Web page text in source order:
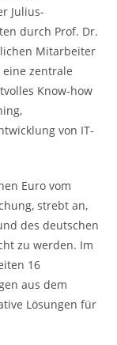
Julius-
durch Prof. Dr.
Mitarbeiter
zentrale
Know-how
von IT-
Euro vom
strebt an,
des deutschen
zu werden. Im
16
aus dem
Lösungen für